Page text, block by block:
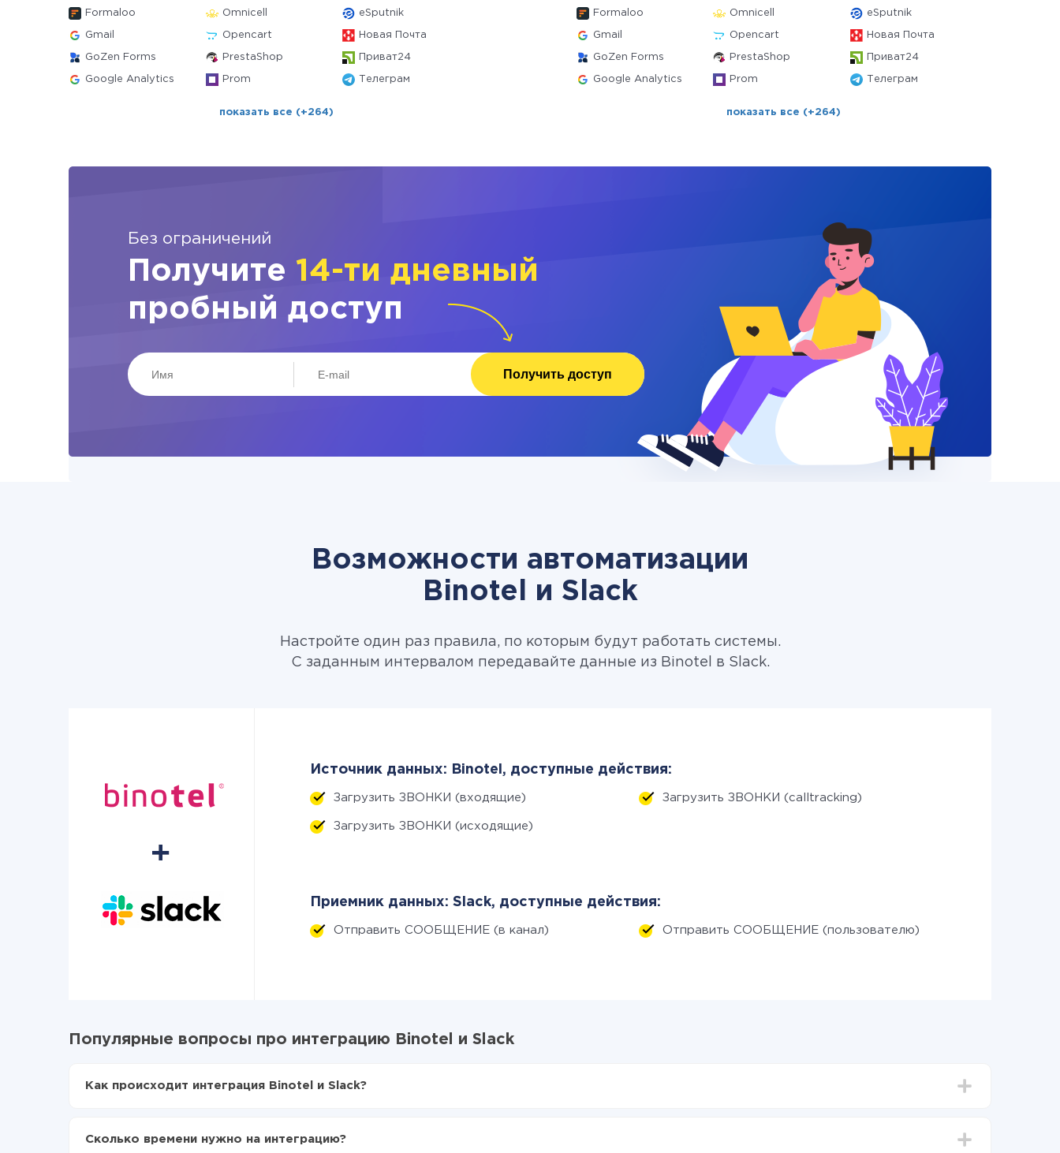
Formaloo Omnicell eSputnik
Gmail Opencart Новая Почта
GoZen Forms PrestaShop Приват24
Google Analytics Prom Телеграм
показать все (+264)
Formaloo Omnicell eSputnik
Gmail Opencart Новая Почта
GoZen Forms PrestaShop Приват24
Google Analytics Prom Телеграм
показать все (+264)
Без ограничений
Получите 14-ти дневный
пробный доступ
Получить доступ
Возможности автоматизации
Binotel и Slack
Настройте один раз правила, по которым будут работать системы.
С заданным интервалом передавайте данные из Binotel в Slack.
Источник данных: Binotel, доступные действия:
Загрузить ЗВОНКИ (входящие) Загрузить ЗВОНКИ (calltracking)
Загрузить ЗВОНКИ (исходящие)
Приемник данных: Slack, доступные действия:
Отправить СООБЩЕНИЕ (в канал) Отправить СООБЩЕНИЕ (пользователю)
Популярные вопросы про интеграцию Binotel и Slack
Как происходит интеграция Binotel и Slack?
Включаете автообновление
Сколько времени нужно на интеграцию?